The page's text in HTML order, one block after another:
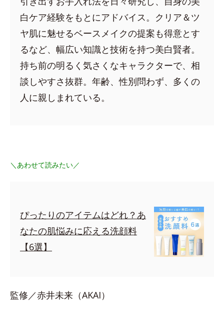
白ケア経験をもとにアドバイス。クリア＆ツ
ヤ肌に魅せるベースメイクの提案も得意とす
るなど、幅広い知識と技術を持つ美白賢者。
持ち前の明るく気さくなキャラクターで、相
談しやすさ抜群。年齢、性別問わず、多くの
人に親しまれている。
＼あわせて読みたい／
ぴったりのアイテムはどれ？あ
なたの肌悩みに応える洗顔料
【6選】
監修／赤井未来（AKAI）